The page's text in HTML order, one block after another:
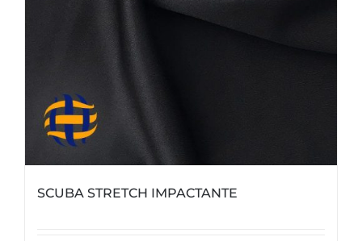
SCUBA STRETCH IMPACTANTE